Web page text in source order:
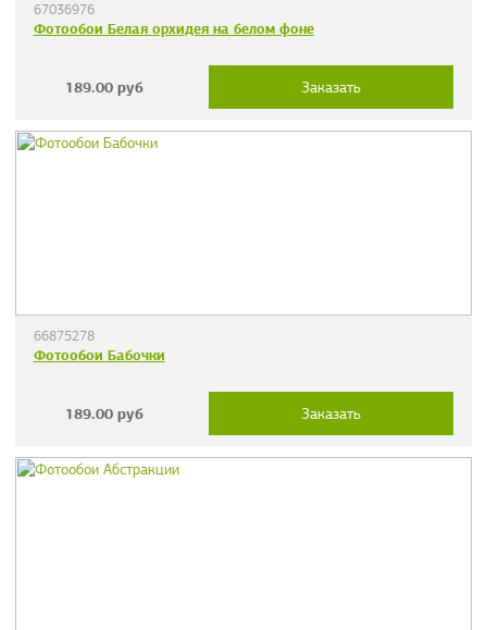
67036976
Фотообои Белая орхидея на белом фоне
189.00 руб Заказать
66875278
Фотообои Бабочки
189.00 руб Заказать